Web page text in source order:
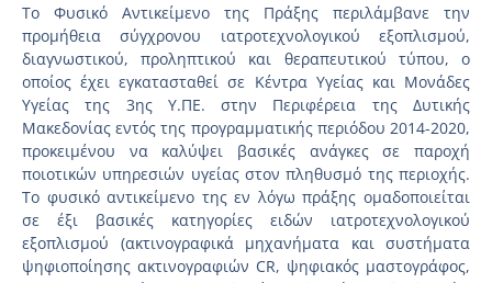
Το Φυσικό Αντικείμενο της Πράξης περιλάμβανε την
προμήθεια σύγχρονου ιατροτεχνολογικού εξοπλισμού,
διαγνωστικού, προληπτικού και θεραπευτικού τύπου, ο
οποίος έχει εγκατασταθεί σε Κέντρα Υγείας και Μονάδες
Υγείας της 3ης Υ.ΠΕ. στην Περιφέρεια της Δυτικής
Μακεδονίας εντός της προγραμματικής περιόδου 2014-2020,
προκειμένου να καλύψει βασικές ανάγκες σε παροχή
ποιοτικών υπηρεσιών υγείας στον πληθυσμό της περιοχής.
Το φυσικό αντικείμενο της εν λόγω πράξης ομαδοποιείται
σε έξι βασικές κατηγορίες ειδών ιατροτεχνολογικού
εξοπλισμού (ακτινογραφικά μηχανήματα και συστήματα
ψηφιοποίησης ακτινογραφιών CR, ψηφιακός μαστογράφος,